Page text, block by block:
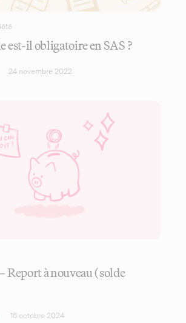
est-il obligatoire en SAS ?
24 novembre 2022
Report à nouveau (solde
16 octobre 2024